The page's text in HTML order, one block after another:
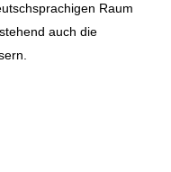
Raum
auch die